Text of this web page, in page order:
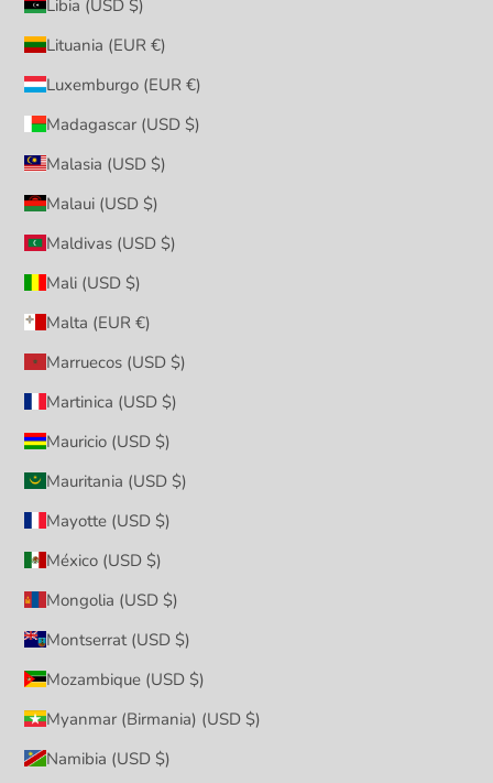
Libia (USD $)
Lituania (EUR €)
Luxemburgo (EUR €)
Madagascar (USD $)
Malasia (USD $)
Malaui (USD $)
Maldivas (USD $)
Mali (USD $)
Malta (EUR €)
Marruecos (USD $)
Martinica (USD $)
Mauricio (USD $)
Mauritania (USD $)
Mayotte (USD $)
México (USD $)
Mongolia (USD $)
Montserrat (USD $)
Mozambique (USD $)
Myanmar (Birmania) (USD $)
Namibia (USD $)